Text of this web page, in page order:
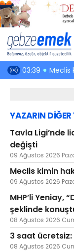
hakkı! 03:39 Meclis
YAZARIN
Tavla Ligi’nde
değişti
09 Ağustos 2026
Meclis kimin
09 Ağustos 2026
MHP’li Yeniay,
şeklinde
08 Ağustos 2026
3 saat
08 Ağustos 2026